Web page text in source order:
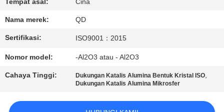
HUBUNGI
KAMI
KASUS
Tempat asal: Cina
Nama merek: QD
Sertifikasi: ISO9001：2015
Nomor model: -Al2O3 atau - Al2O3
Cahaya Tinggi: Dukungan Katalis Alumina Bentuk Kristal ISO,
Dukungan Katalis Alumina Mikrosfer